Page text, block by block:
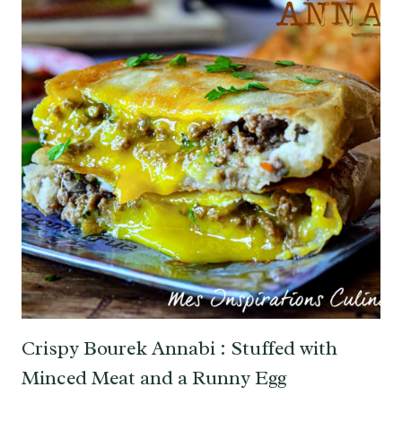
Crispy Bourek Annabi : Stuffed with
Minced Meat and a Runny Egg